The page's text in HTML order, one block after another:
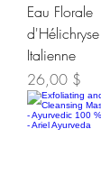
Eau Florale
d'Hélichryse
Italienne
Prix
26,00 $